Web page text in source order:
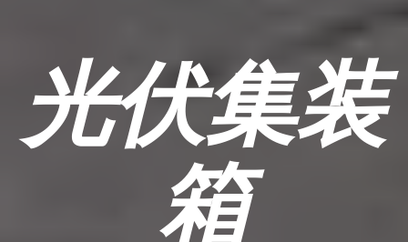
光伏集装
箱